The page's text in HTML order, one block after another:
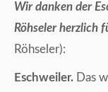
Wir danken der
Röhseler herzlich
Röhseler):
Eschweiler. Das